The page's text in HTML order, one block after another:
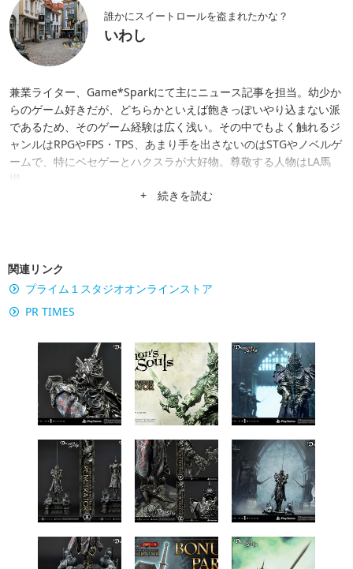
誰かにスイートロールを盗まれたかな？
いわし
兼業ライター、Game*Sparkにて主にニュース記事を担当。幼少か
らのゲーム好きだが、どちらかといえば飽きっぽいやり込まない派
であるため、そのゲーム経験は広く浅い。その中でもよく触れるジ
ャンルはRPGやFPS・TPS、あまり手を出さないのはSTGやノベルゲ
ームで、特にベセゲーとハクスラが大好物。尊敬する人物はLA馬
場。
+ 続きを読む
関連リンク
プライム１スタジオオンラインストア
PR TIMES